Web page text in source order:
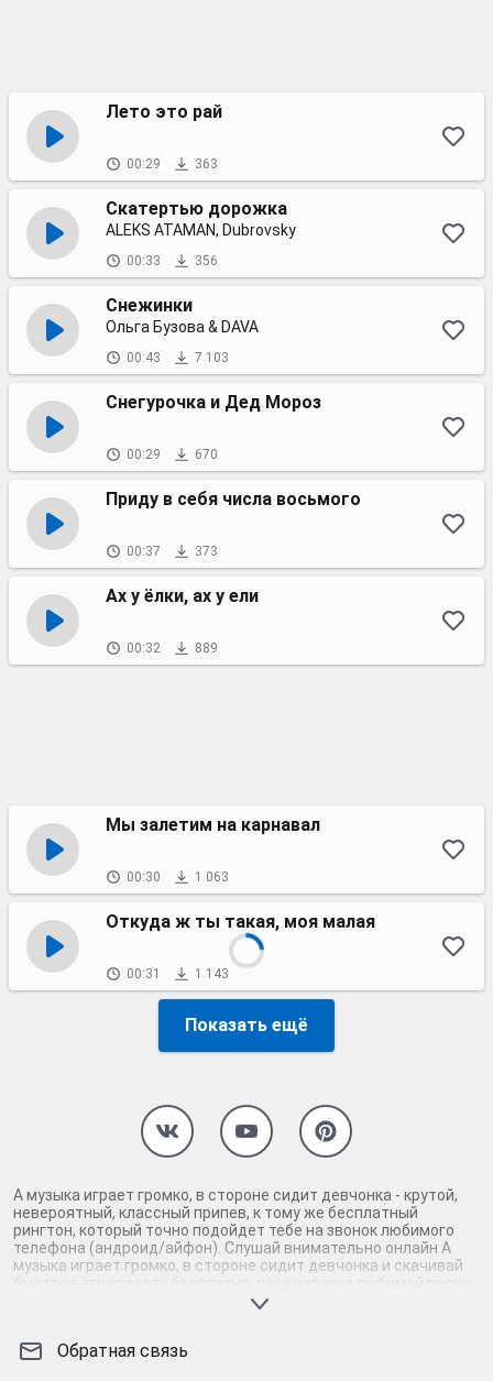
Лето это рай
00:29 363
Скатертью дорожка
ALEKS ATAMAN, Dubrovsky
00:33 356
Снежинки
Ольга Бузова & DAVA
00:43 7 103
Снегурочка и Дед Мороз
00:29 670
Приду в себя числа восьмого
00:37 373
Ах у ёлки, ах у ели
00:32 889
Мы залетим на карнавал
00:30 1 063
Откуда ж ты такая, моя малая
00:31 1 143
Показать ещё
А музыка играет громко, в стороне сидит девчонка - крутой,
невероятный, классный припев, к тому же бесплатный
рингтон, который точно подойдет тебе на звонок любимого
телефона (андроид/айфон). Слушай внимательно онлайн А
музыка играет громко, в стороне сидит девчонка и скачивай
быстрее эту красоту бесплатно, пока нарезка любимой песни
не играет шикарной мелодией у каждого второго на звонке.
музыка играет громко, в стороне сидит девчонка. Кроме того,
Обратная связь